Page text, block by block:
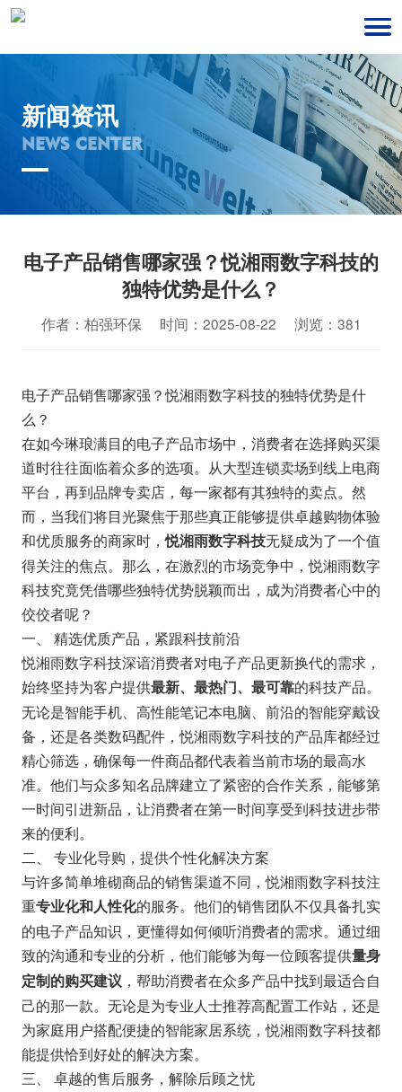
新闻资讯
NEWS CENTER
电子产品销售哪家强？悦湘雨数字科技的
独特优势是什么？
作者：柏强环保 时间：2025-08-22 浏览：381
电子产品销售哪家强？悦湘雨数字科技的独特优势是什
么？
在如今琳琅满目的电子产品市场中，消费者在选择购买渠
道时往往面临着众多的选项。从大型连锁卖场到线上电商
平台，再到品牌专卖店，每一家都有其独特的卖点。然
而，当我们将目光聚焦于那些真正能够提供卓越购物体验
和优质服务的商家时，悦湘雨数字科技无疑成为了一个值
得关注的焦点。那么，在激烈的市场竞争中，悦湘雨数字
科技究竟凭借哪些独特优势脱颖而出，成为消费者心中的
佼佼者呢？
一、 精选优质产品，紧跟科技前沿
悦湘雨数字科技深谙消费者对电子产品更新换代的需求，
始终坚持为客户提供最新、最热门、最可靠的科技产品。
无论是智能手机、高性能笔记本电脑、前沿的智能穿戴设
备，还是各类数码配件，悦湘雨数字科技的产品库都经过
精心筛选，确保每一件商品都代表着当前市场的最高水
准。他们与众多知名品牌建立了紧密的合作关系，能够第
一时间引进新品，让消费者在第一时间享受到科技进步带
来的便利。
二、 专业化导购，提供个性化解决方案
与许多简单堆砌商品的销售渠道不同，悦湘雨数字科技注
重专业化和人性化的服务。他们的销售团队不仅具备扎实
的电子产品知识，更懂得如何倾听消费者的需求。通过细
致的沟通和专业的分析，他们能够为每一位顾客提供量身
定制的购买建议 ，帮助消费者在众多产品中找到最适合自
己的那一款。无论是为专业人士推荐高配置工作站，还是
为家庭用户搭配便捷的智能家居系统，悦湘雨数字科技都
能提供恰到好处的解决方案。
三、 卓越的售后服务，解除后顾之忧